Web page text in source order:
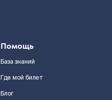
Помощь
База знаний
Где мой билет
Блог